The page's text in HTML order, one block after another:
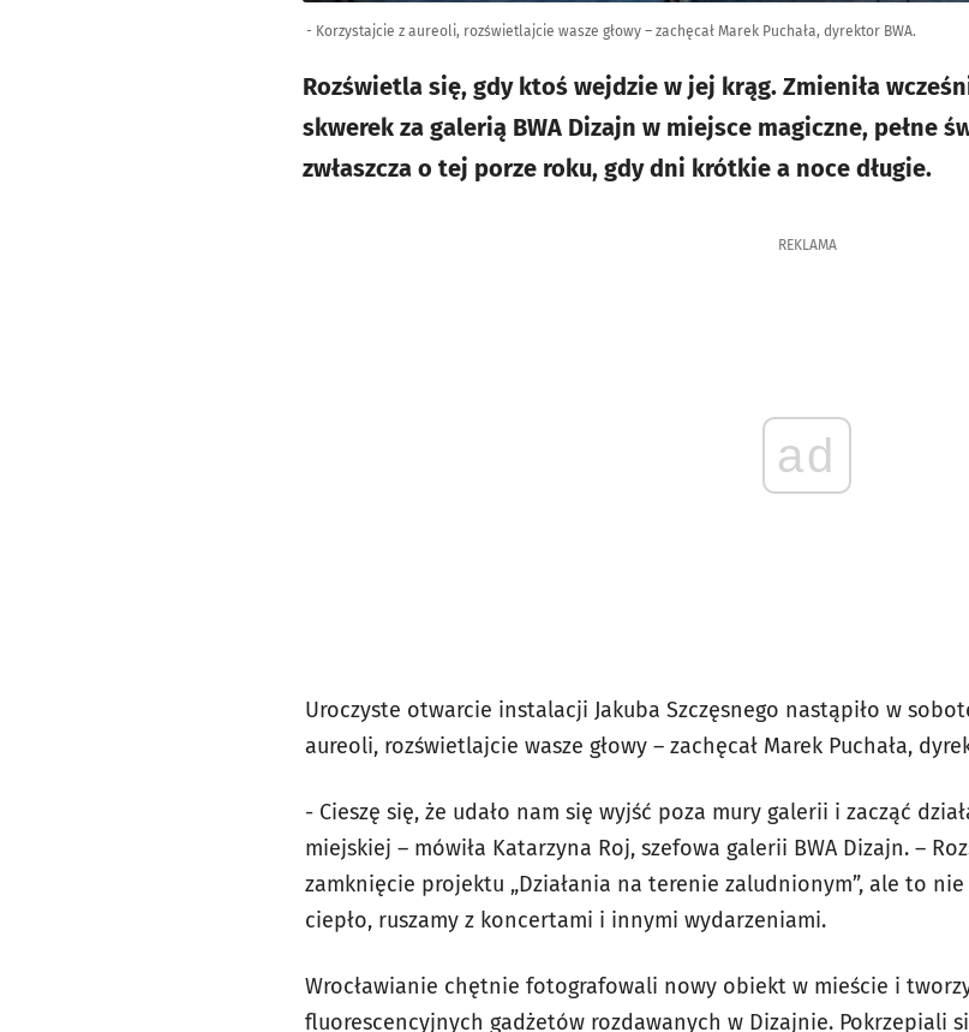
- Korzystajcie z aureoli, rozświetlajcie wasze głowy – zachęcał Marek Puchała, dyrektor BWA.
Rozświetla się, gdy ktoś wejdzie w jej krąg. Zmieniła
skwerek za galerią BWA Dizajn w miejsce magiczne, pełne
zwłaszcza o tej porze roku, gdy dni krótkie a noce długie.
REKLAMA
ad
Uroczyste otwarcie instalacji Jakuba Szczęsnego nastąpiło w
aureoli, rozświetlajcie wasze głowy – zachęcał Marek Puchała,
- Cieszę się, że udało nam się wyjść poza mury galerii i zacząć
miejskiej – mówiła Katarzyna Roj, szefowa galerii BWA Dizajn. –
zamknięcie projektu „Działania na terenie zaludnionym”, ale to
ciepło, ruszamy z koncertami i innymi wydarzeniami.
Wrocławianie chętnie fotografowali nowy obiekt w mieście i
fluorescencyjnych gadżetów rozdawanych w Dizajnie. Pokrzepiali